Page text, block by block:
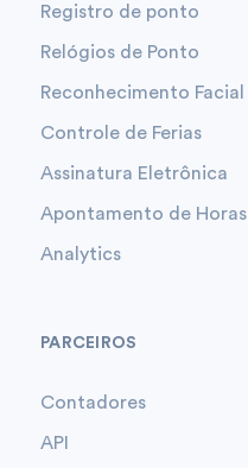
Registro de ponto
Relógios de Ponto
Reconhecimento Facial
Controle de Ferias
Assinatura Eletrônica
Apontamento de Horas
Analytics
PARCEIROS
Contadores
API